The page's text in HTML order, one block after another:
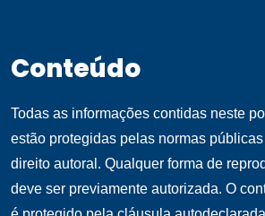
Conteúdo
Todas as informações contidas neste
estão protegidas pelas normas
direito autoral. Qualquer forma de
deve ser previamente autorizada. O